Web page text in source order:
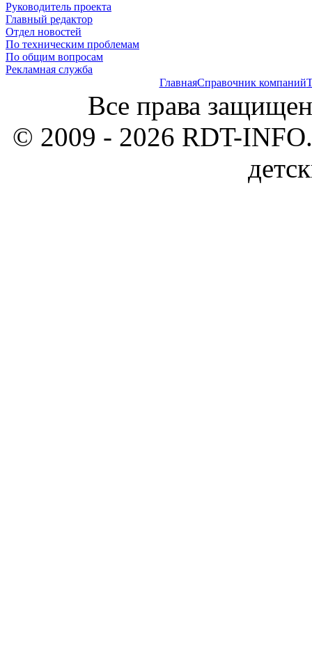
Руководитель проекта
Главный редактор
Отдел новостей
По техническим проблемам
По общим вопросам
Рекламная служба
ГлавнаяСправочник компаний
Все права
© 2009 - 2026 RDT-